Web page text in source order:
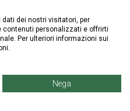
dei nostri visitatori, per
contenuti personalizzati e offrirti
Per ulteriori informazioni sui
Nega